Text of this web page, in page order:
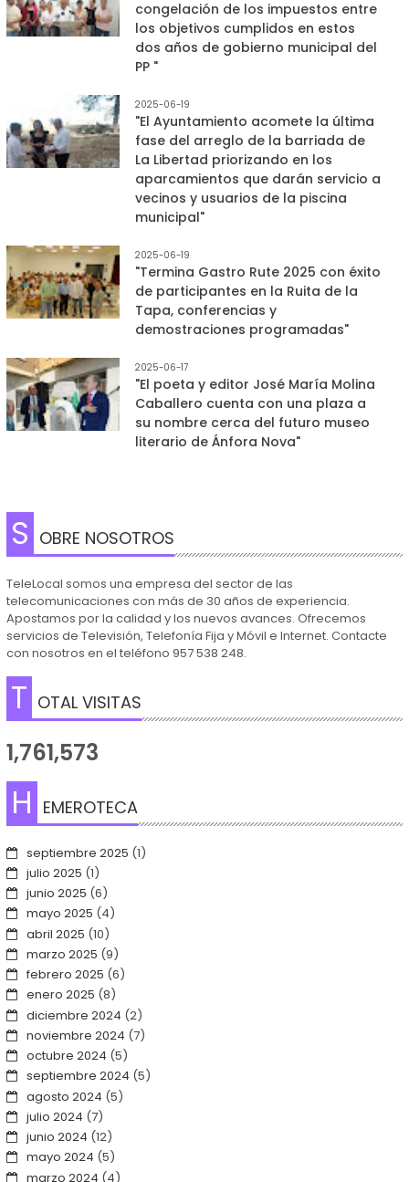
congelación de los impuestos entre
los objetivos cumplidos en estos
dos años de gobierno municipal del
PP "
2025-06-19
"El Ayuntamiento acomete la última
fase del arreglo de la barriada de
La Libertad priorizando en los
aparcamientos que darán servicio a
vecinos y usuarios de la piscina
municipal"
2025-06-19
"Termina Gastro Rute 2025 con éxito
de participantes en la Ruita de la
Tapa, conferencias y
demostraciones programadas"
2025-06-17
"El poeta y editor José María Molina
Caballero cuenta con una plaza a
su nombre cerca del futuro museo
literario de Ánfora Nova"
S OBRE NOSOTROS
TeleLocal somos una empresa del sector de las
telecomunicaciones con más de 30 años de experiencia.
Apostamos por la calidad y los nuevos avances. Ofrecemos
servicios de Televisión, Telefonía Fija y Móvil e Internet. Contacte
con nosotros en el teléfono 957 538 248.
T OTAL VISITAS
1,761,573
H EMEROTECA
septiembre 2025 (1)
julio 2025 (1)
junio 2025 (6)
mayo 2025 (4)
abril 2025 (10)
marzo 2025 (9)
febrero 2025 (6)
enero 2025 (8)
diciembre 2024 (2)
noviembre 2024 (7)
octubre 2024 (5)
septiembre 2024 (5)
agosto 2024 (5)
julio 2024 (7)
junio 2024 (12)
mayo 2024 (5)
marzo 2024 (4)